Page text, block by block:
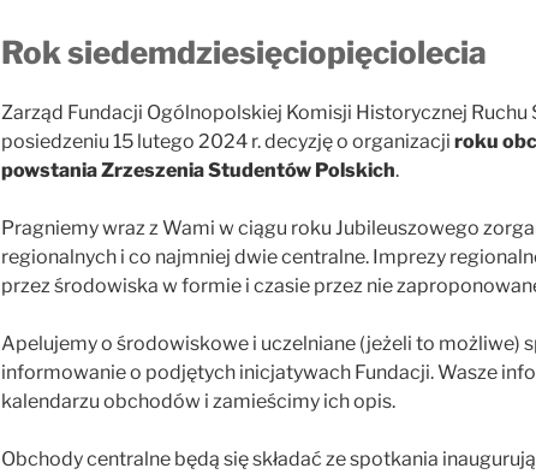
Rok siedemdziesięciopięciolecia
Zarząd Fundacji Ogólnopolskiej Komisji Historycznej Ruchu
posiedzeniu 15 lutego 2024 r. decyzję o organizacji roku
powstania Zrzeszenia Studentów Polskich.
Pragniemy wraz z Wami w ciągu roku Jubileuszowego
regionalnych i co najmniej dwie centralne. Imprezy
przez środowiska w formie i czasie przez nie
Apelujemy o środowiskowe i uczelniane (jeżeli to możliwe)
informowanie o podjętych inicjatywach Fundacji. Wasze
kalendarzu obchodów i zamieścimy ich opis.
Obchody centralne będą się składać ze spotkania